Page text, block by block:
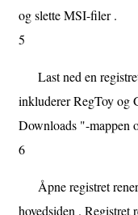
og slette MSI-filer .
5
Last ned en
inkluderer RegToy og
Downloads "-mappen
6
Åpne registret
hovedsiden . Registret